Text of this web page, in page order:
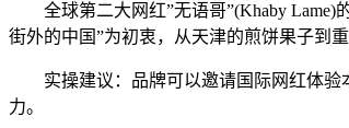
全球第二大网红”无语哥”(Khaby
街外的中国”为初衷，从天津的煎饼果子到
实操建议：品牌可以邀请国际网红体
力。